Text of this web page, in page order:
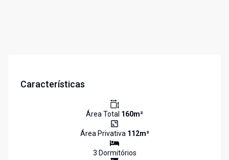
Características
Área Total 160m²
Área Privativa 112m²
3 Dormitórios